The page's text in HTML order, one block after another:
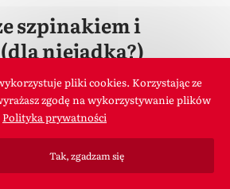
szpinakiem i
niejadka?)
Komentarze
pliki cookies. Korzystając ze
zgodę na wykorzystywanie plików
Polityka prywatności
Tak, zgadzam się